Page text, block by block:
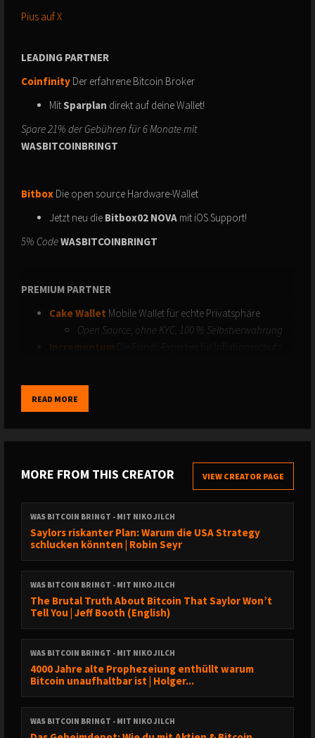
Pius auf X
LEADING PARTNER
Coinfinity Der erfahrene Bitcoin Broker
MitSparplan direkt auf deine Wallet!
Spare 21% der Gebühren für 6 Monate mit
WASBITCOINBRINGT
Bitbox Die open source Hardware-Wallet
Jetzt neu die Bitbox02 NOVA mit iOS Support!
5% CodeWASBITCOINBRINGT
PREMIUM PARTNER
Cake Wallet Mobile Wallet für echte Privatsphäre
Open Source, ohne KYC, 100 % Selbstverwahrung
Incrementum
21energy
5% CodeWASBITCOINBRINGT
Satoshis BrotherVisionary Bitcoin Fashion
SeedorDer Stahltresor für deinen Bitcoin Seed
5% Code WASBITCOINBRINGT
Bitaxe Der effiziente Solominer für Zuhause
5% CodeWASBITCOINBRINGT
Wenn dir unsere Arbeit gefällt, würden wir uns über
⭐️️️⭐️⭐️⭐️⭐️ beiApple&Spotifyund ein beiYouTubesehr
BeiFountain kannst du uns direkt unterstützen.
READ MORE
MORE FROM THIS CREATOR VIEW CREATOR PAGE
WAS BITCOIN BRINGT - MIT NIKO JILCH
Saylors riskanter Plan: Warum die USA Strategy
schlucken könnten | Robin Seyr
WAS BITCOIN BRINGT - MIT NIKO JILCH
The Brutal Truth About Bitcoin That Saylor Won’t
Tell You | Jeff Booth (English)
WAS BITCOIN BRINGT - MIT NIKO JILCH
4000 Jahre alte Prophezeiung enthüllt warum
Bitcoin unaufhaltbar ist | Holger...
WAS BITCOIN BRINGT - MIT NIKO JILCH